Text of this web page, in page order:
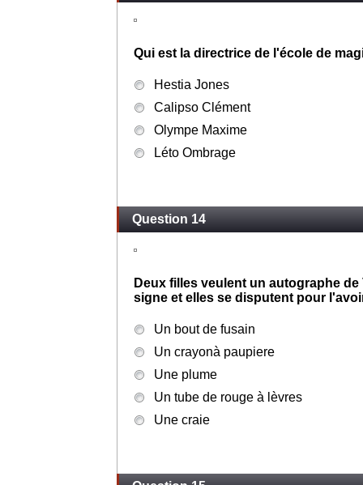
Qui est la directrice de l'école de
Hestia Jones
Calipso Clément
Olympe Maxime
Léto Ombrage
Question 14
Deux filles veulent un autographe
signe et elles se disputent pour
Un bout de fusain
Un crayonà paupiere
Une plume
Un tube de rouge à lèvres
Une craie